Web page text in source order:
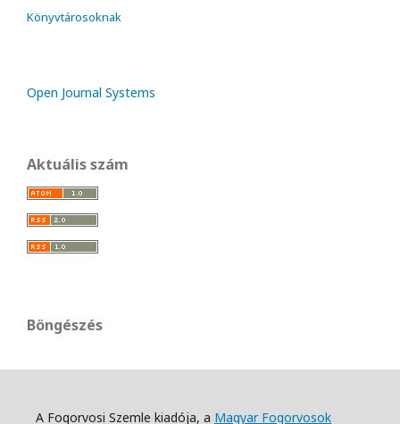
Könyvtárosoknak
Open Journal Systems
Aktuális szám
Böngészés
A Fogorvosi Szemle kiadója, a Magyar Fogorvosok